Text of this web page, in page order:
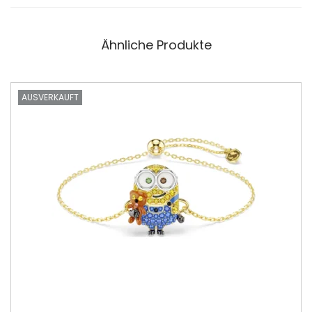
Ähnliche Produkte
AUSVERKAUFT